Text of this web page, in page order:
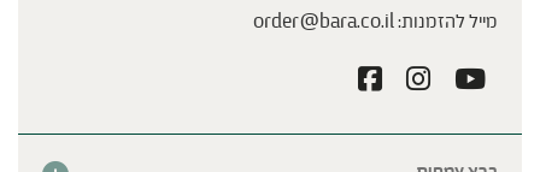
מייל להזמנות:order@bara.co.il